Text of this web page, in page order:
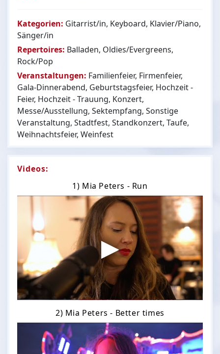
Kategorien: Gitarrist/in, Keyboard, Klavier/Piano,
Sänger/in
Repertoires: Balladen, Oldies/Evergreens,
Rock/Pop
Veranstaltungen: Familienfeier, Firmenfeier,
Gala-Dinnerabend, Geburtstagsfeier, Hochzeit -
Feier, Hochzeit - Trauung, Konzert,
Messe/Ausstellung, Sektempfang, Sonstige
Veranstaltung, Stadtfest, Standkonzert, Taufe,
Weihnachtsfeier, Weinfest
Videos:
1) Mia Peters - Run
2) Mia Peters - Better times